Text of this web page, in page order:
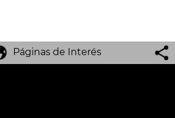
Páginas de Interés